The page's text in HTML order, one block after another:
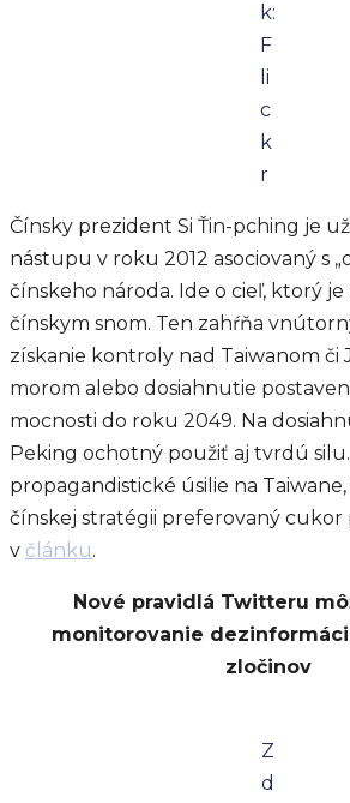
k:
F
li
c
k
r
Čínsky prezident Si Ťin-pching je
nástupu v roku 2012 asociovaný s
čínskeho národa. Ide o cieľ, ktorý je
čínskym snom. Ten zahŕňa
získanie kontroly nad Taiwanom či
morom alebo dosiahnutie
mocnosti do roku 2049. Na
Peking ochotný použiť aj tvrdú
propagandistické úsilie na
čínskej stratégii preferovaný cukor
v článku.
Nové pravidlá Twitteru
monitorovanie
zločinov
Z
d